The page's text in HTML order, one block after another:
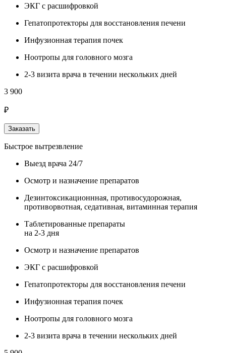
ЭКГ с расшифровкой
Гепатопротекторы для восстановления печени
Инфузионная терапия почек
Ноотропы для головного мозга
2-3 визита врача в течении нескольких дней
3 900
₽
Заказать
Быстрое вытрезвление
Выезд врача 24/7
Осмотр и назначение препаратов
Дезинтоксикационнная, противосудорожная,
противорвотная, седативная, витаминная терапия
Таблетированные препараты
на 2-3 дня
Осмотр и назначение препаратов
ЭКГ с расшифровкой
Гепатопротекторы для восстановления печени
Инфузионная терапия почек
Ноотропы для головного мозга
2-3 визита врача в течении нескольких дней